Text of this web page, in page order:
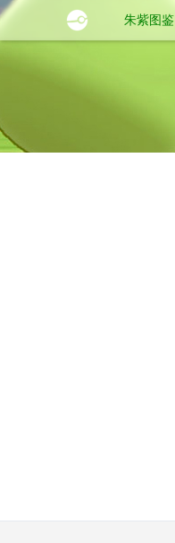
朱紫图鉴